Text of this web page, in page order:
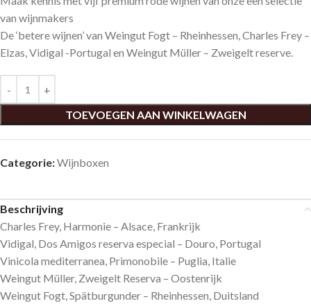
van wijnmakers
De ‘betere wijnen’ van Weingut Fogt – Rheinhessen, Charles Frey –
Elzas, Vidigal -Portugal en Weingut Müller – Zweigelt reserve.
TOEVOEGEN AAN WINKELWAGEN
Categorie:Wijnboxen
Beschrijving
Charles Frey, Harmonie – Alsace, Frankrijk
Vidigal, Dos Amigos reserva especial – Douro, Portugal
Vinicola mediterranea, Primonobile – Puglia, Italie
Weingut Müller, Zweigelt Reserva – Oostenrijk
Weingut Fogt, Spätburgunder – Rheinhessen, Duitsland